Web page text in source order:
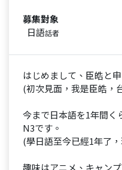
募集對象
日語話者
はじめまして、臣皓と
(初次見面，我是臣皓，
今まで日本語を1年間く
N3です。
(學日語至今已經1年了
趣味はアニメ、キャン